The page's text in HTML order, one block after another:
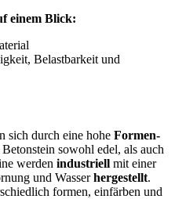
einem Blick:
Belastbarkeit und
sich durch eine hohe Formen-
sowohl edel, als auch
werden industriell mit einer
und Wasserhergestellt.
formen, einfärben und